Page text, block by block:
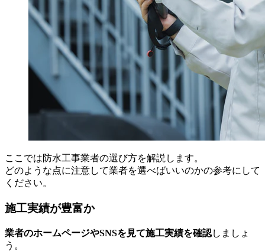
ここでは防水工事業者の選び方を解説します。
どのような点に注意して業者を選べばいいのかの参考にして
ください。
施工実績が豊富か
業者のホームページやSNSを見て施工実績を確認しましょ
う。